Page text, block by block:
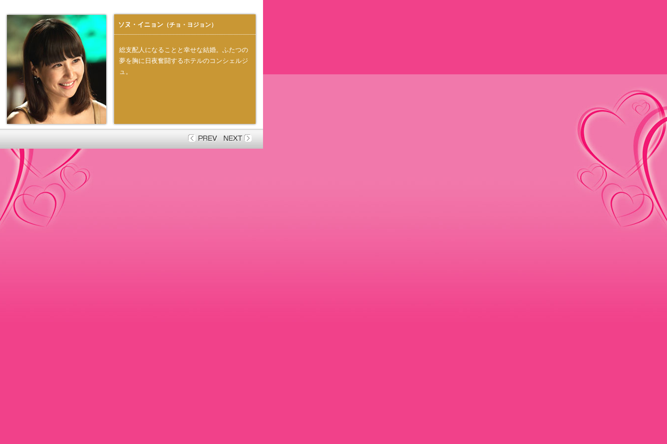
ソヌ・イニョン （チョ・ヨジョン）
総支配人になることと幸せな結婚。ふたつの
夢を胸に日夜奮闘するホテルのコンシェルジ
ュ。